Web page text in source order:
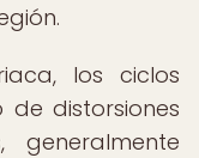
los ciclos
distorsiones